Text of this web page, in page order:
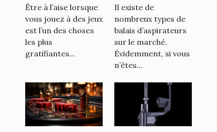
gamer
Être à l’aise lorsque
vous jouez à des jeux
est l’un des choses
les plus
gratifiantes...
aspirateur
Il existe de
nombreux types de
balais d’aspirateurs
sur le marché.
Évidemment, si vous
n’êtes...